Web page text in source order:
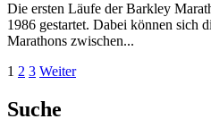
Die ersten Läufe der Barkley
1986 gestartet. Dabei können sich
Marathons zwischen...
Seitennummerierung
der
Beiträge
1 2 3 Weiter
Suche